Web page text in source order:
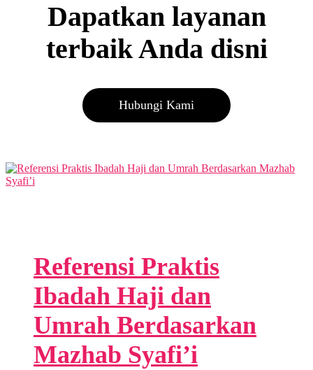
Dapatkan layanan
terbaik Anda disni
Hubungi Kami
Referensi Praktis
Ibadah Haji dan
Umrah Berdasarkan
Mazhab Syafi’i